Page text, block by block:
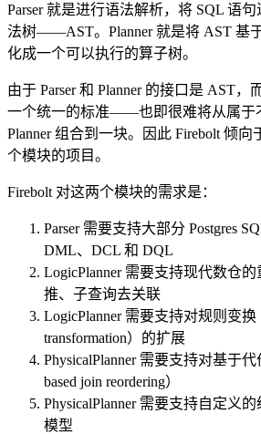
Parser 就是进行语法解析，将 SQL 语
法树——AST。Planner 就是将 AST 基
化成一个可以执行的算子树。
由于 Parser 和 Planner 的接口是 AST，
一个统一的标准——也即很难将从属于
Planner 组合到一块。因此 Firebolt 倾
个模块的项目。
Firebolt 对这两个模块的需求是：
Parser 需要支持大部分 Postgres
DML、DCL 和 DQL
LogicPlanner 需要支持现代数仓
推、子查询去关联
LogicPlanner 需要支持对规则变换
transformation）的扩展
PhysicalPlanner 需要支持对基于
based join reordering）
PhysicalPlanner 需要支持自定义
模型